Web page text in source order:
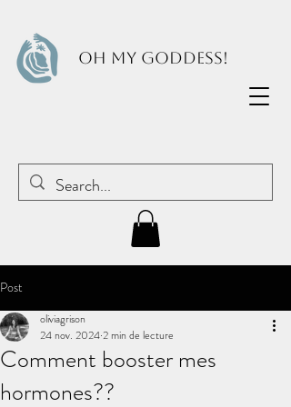
OH MY GODDESS!
Post
Comment booster mes
hormones??
oliviagrison
24 nov. 20242 min de lecture